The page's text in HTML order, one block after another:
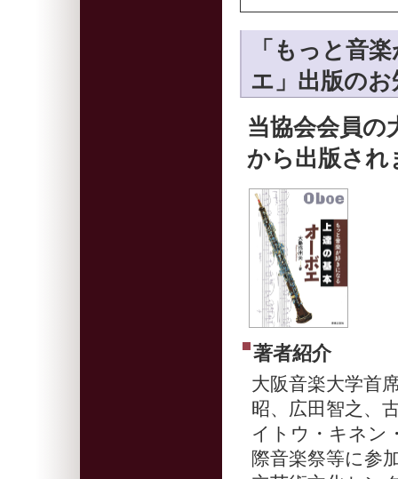
「もっと音
エ」出版の
当協会会員の
から出版され
著者紹介
大阪音楽大学首
昭、広田智之、
イトウ・キネン
際音楽祭等に参